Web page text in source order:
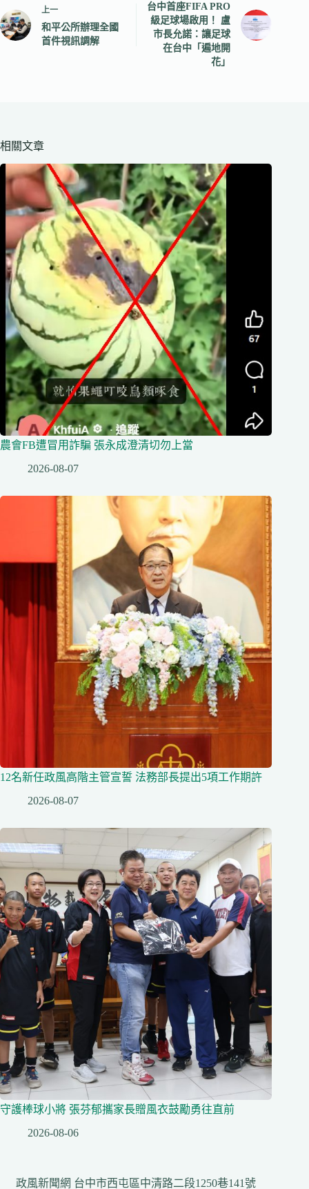
上一
和平公所辦理全國
首件視訊調解
台中首座FIFA PRO
級足球場啟用！ 盧
市長允諾：讓足球
在台中「遍地開
花」
相關文章
農會FB遭冒用詐騙 張永成澄清切勿上當
2026-08-07
12名新任政風高階主管宣誓 法務部長提出5項工作期許
2026-08-07
守護棒球小將 張芬郁攜家長贈風衣鼓勵勇往直前
2026-08-06
政風新聞網 台中市西屯區中清路二段1250巷141號